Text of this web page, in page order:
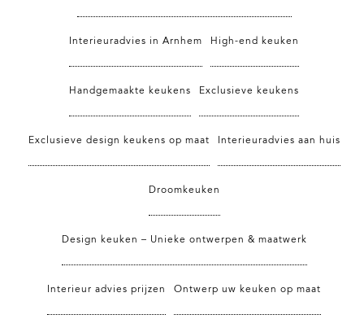
Interieuradvies in Arnhem High-end keuken
Handgemaakte keukens Exclusieve keukens
Exclusieve design keukens op maat Interieuradvies aan huis
Droomkeuken
Design keuken – Unieke ontwerpen & maatwerk
Interieur advies prijzen Ontwerp uw keuken op maat